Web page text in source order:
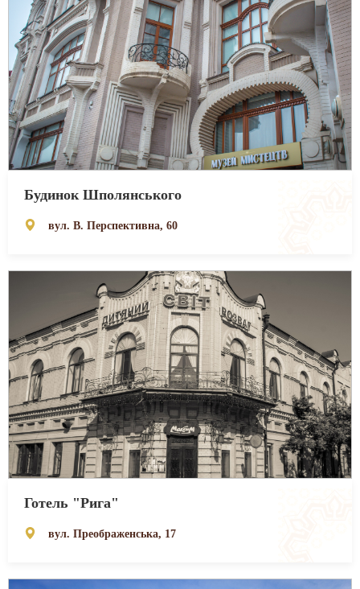
Будинок Шполянського
вул. В. Перспективна, 60
Готель "Рига"
вул. Преображенська, 17